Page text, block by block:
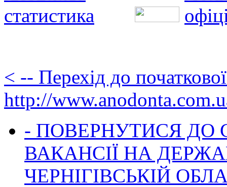
< -- Перехід до
http://
- ПОВЕРНУТИСЯ ДО
ВАКАНСІЇ НА
ЧЕРНІГІВСЬКІЙ